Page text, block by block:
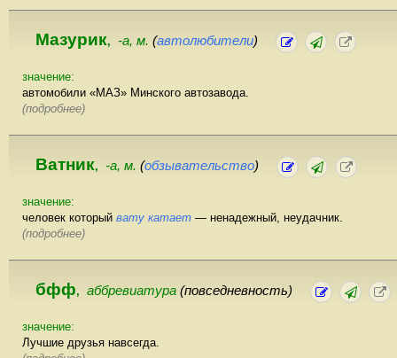
Мазурик, -а, м. (автолюбители)
значение:
автомобили «МАЗ» Минского автозавода.
(подробнее)
Ватник, -а, м. (обзывательство)
значение:
человек который вату катает — ненадежный, неудачник.
(подробнее)
бфф, аббревиатура (повседневность)
значение:
Лучшие друзья навсегда.